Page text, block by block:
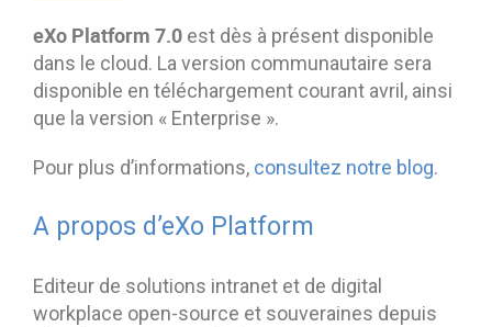
eXo Platform 7.0 est dès à présent disponible
dans le cloud. La version communautaire sera
disponible en téléchargement courant avril, ainsi
que la version « Enterprise ».
Pour plus d’informations, consultez notre blog.
A propos d’eXo Platform
Editeur de solutions intranet et de digital
workplace open-source et souveraines depuis